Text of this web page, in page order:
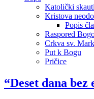
Katolički skauti
Kristova
Popis
Raspored
Crkva sv.
Put k Bogu
Pričice
“Deset dana bez